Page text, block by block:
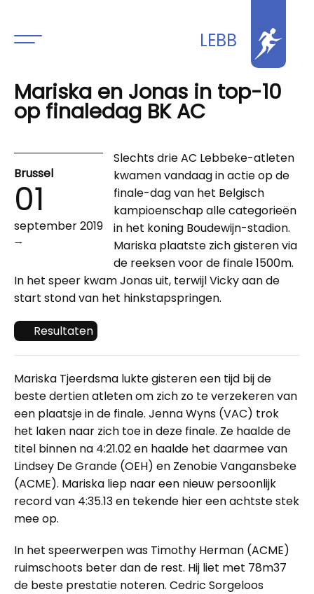
LEBB
Mariska en Jonas in top-10
op finaledag BK AC
Brussel
01
september 2019
→
Slechts drie AC Lebbeke-atleten
kwamen vandaag in actie op de
finale-dag van het Belgisch
kampioenschap alle categorieën
in het koning Boudewijn-stadion.
Mariska plaatste zich gisteren via
de reeksen voor de finale 1500m.
In het speer kwam Jonas uit, terwijl Vicky aan de
start stond van het hinkstapspringen.
Resultaten
Mariska Tjeerdsma lukte gisteren een tijd bij de
beste dertien atleten om zich zo te verzekeren van
een plaatsje in de finale. Jenna Wyns (VAC) trok
het laken naar zich toe in deze finale. Ze haalde de
titel binnen na 4:21.02 en haalde het daarmee van
Lindsey De Grande (OEH) en Zenobie Vangansbeke
(ACME). Mariska liep naar een nieuw persoonlijk
record van 4:35.13 en tekende hier een achtste stek
mee op.
In het speerwerpen was Timothy Herman (ACME)
ruimschoots beter dan de rest. Hij liet met 78m37
de beste prestatie noteren. Cedric Sorgeloos